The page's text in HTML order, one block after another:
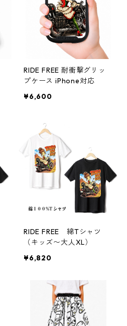
RIDE FREE 耐衝撃グリッ
プケース iPhone対応
¥6,600
RIDE FREE 綿Tシャツ
（キッズ〜大人XL）
¥6,820